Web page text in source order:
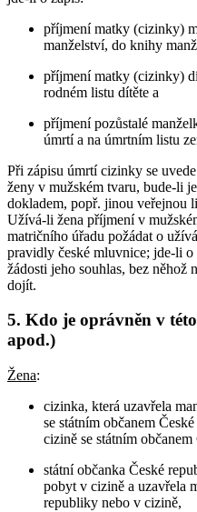
příjmení matky (cizinky)
manželství, do knihy
příjmení matky (cizinky)
rodném listu dítěte a
příjmení pozůstalé
úmrtí a na úmrtním listu
Při zápisu úmrtí cizinky se
ženy v mužském tvaru, bude-li
dokladem, popř. jinou veřejnou
Užívá-li žena příjmení v
matričního úřadu požádat o
pravidly české mluvnice; jde-li
žádosti jeho souhlas, bez něhož
dojít.
5. Kdo je oprávněn v
apod.)
Žena:
cizinka, která uzavřela
se státním občanem
cizině se státním
státní občanka České
pobyt v cizině a uzavřela
republiky nebo v cizině,